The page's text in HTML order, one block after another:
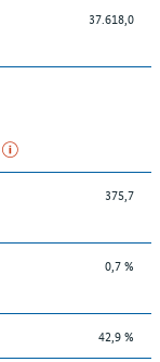
37.618,0
375,7
0,7 %
42,9 %